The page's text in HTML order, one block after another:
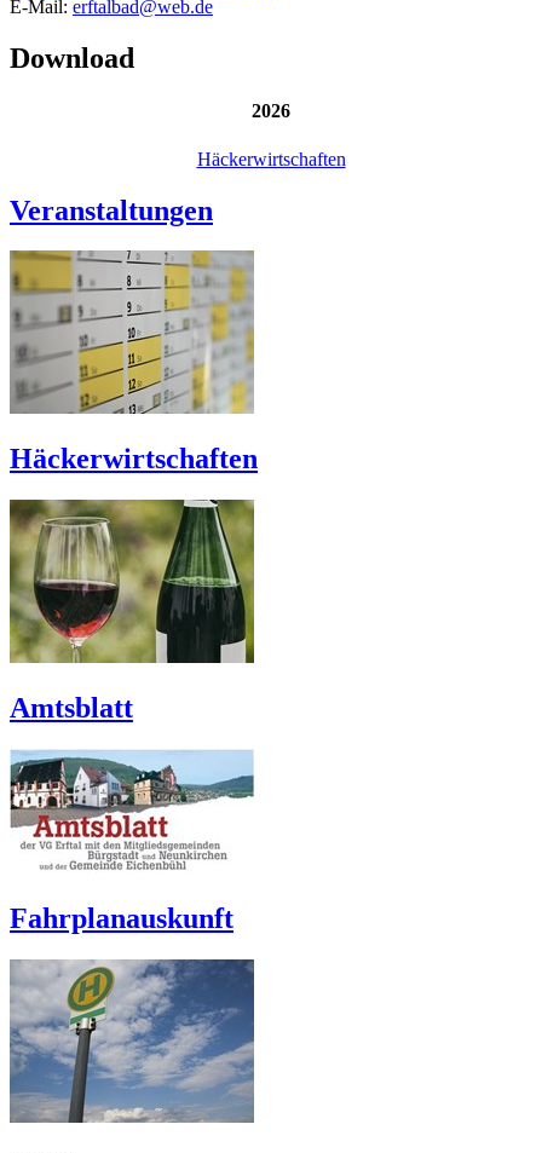
E-Mail: erftalbad@web.de
Download
2026
Häckerwirtschaften
Veranstaltungen
Häckerwirtschaften
Amtsblatt
Fahrplanauskunft